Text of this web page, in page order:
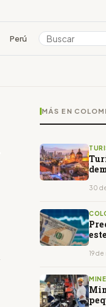
Perú Colombia
MÁS EN
30
19 de